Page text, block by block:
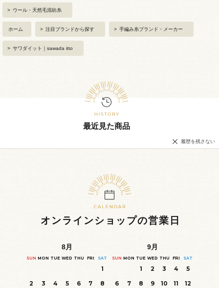
> ウール・天然毛混紡糸
ホーム > 注目ブランドから探す > 手編み糸ブランド・メーカー
> サワダイット｜sawada itto
最近見た商品
履歴を残さない
オンラインショップの営業日
8月
SUN MON TUE WED THU FRI SAT
1
2
3 4 5 6 7
8
9月
SUN MON TUE WED THU FRI SAT
1 2 3 4
5
6
7 8 9 10 11
12